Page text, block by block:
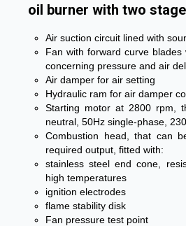
oil burner with two
Air suction circuit lined with
Fan with forward curve
concerning pressure and air
Air damper for air setting
Hydraulic ram for air damper
Starting motor at 2800 rpm,
neutral, 50Hz single-phase,
Combustion head, that can
required output, fitted with:
stainless steel end cone,
high temperatures
ignition electrodes
flame stability disk
Fan pressure test point